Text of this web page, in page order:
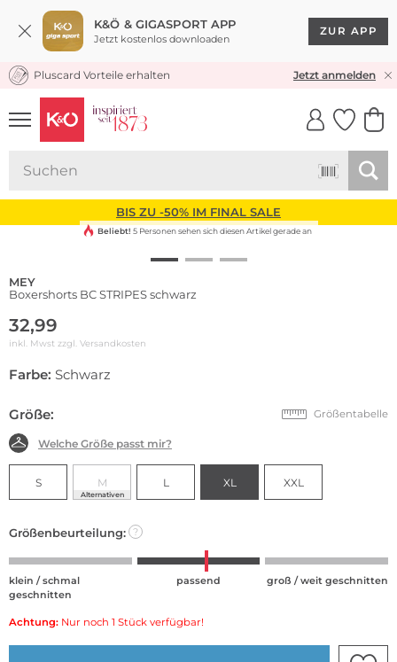
K&Ö & GIGASPORT APP
Jetzt kostenlos downloaden
ZUR APP
KOSTENLOSER VERSAND* & RÜCKVERSAND
Pluscard Vorteile erhalten Jetzt anmelden
UNSERE APP
CLICK &
BIS ZU -50% IM FINAL SALE
Beliebt! 5 Personen sehen sich diesen Artikel gerade an
MEY
Boxershorts BC STRIPES schwarz
32,99
inkl. Mwst zzgl. Versandkosten
Farbe: Schwarz
Größe: Größentabelle
Welche Größe passt mir?
S M
Alternativen
L XL XXL
Größenbeurteilung: ?
klein / schmal
geschnitten
passend groß / weit geschnitten
Achtung: Nur noch 1 Stück verfügbar!